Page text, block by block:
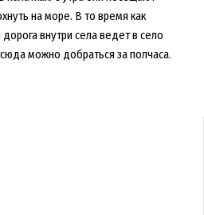
на море. В то время как
внутри села ведет в село
можно добраться за полчаса.